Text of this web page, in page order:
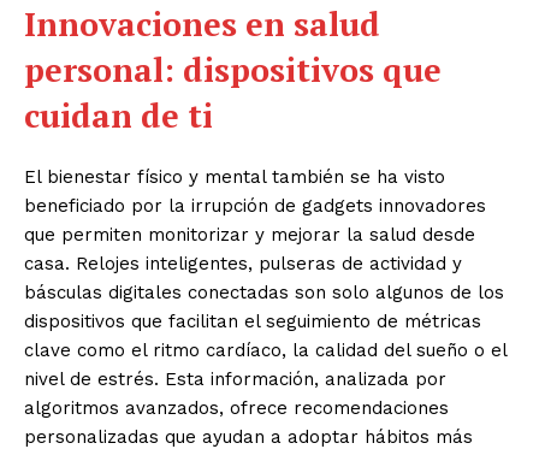
Innovaciones en salud
personal: dispositivos que
cuidan de ti
El bienestar físico y mental también se ha visto
beneficiado por la irrupción de gadgets innovadores
que permiten monitorizar y mejorar la salud desde
casa. Relojes inteligentes, pulseras de actividad y
básculas digitales conectadas son solo algunos de los
dispositivos que facilitan el seguimiento de métricas
clave como el ritmo cardíaco, la calidad del sueño o el
nivel de estrés. Esta información, analizada por
algoritmos avanzados, ofrece recomendaciones
personalizadas que ayudan a adoptar hábitos más